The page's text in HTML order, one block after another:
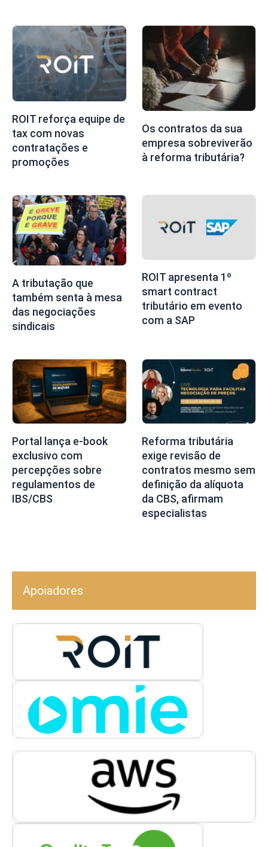
ROIT reforça equipe de
tax com novas
contratações e
promoções
Os contratos da sua
empresa sobreviverão
à reforma tributária?
A tributação que
também senta à mesa
das negociações
sindicais
ROIT apresenta 1º
smart contract
tributário em evento
com a SAP
Portal lança e-book
exclusivo com
percepções sobre
regulamentos de
IBS/CBS
Reforma tributária
exige revisão de
contratos mesmo sem
definição da alíquota
da CBS, afirmam
especialistas
Apoiadores